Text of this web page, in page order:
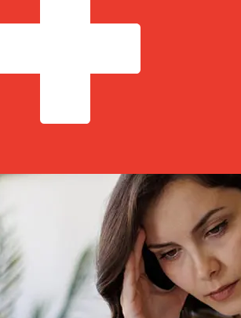
da 1 a 5 giorni lavorativi. Fattori
S.Aper evitare ritardi.